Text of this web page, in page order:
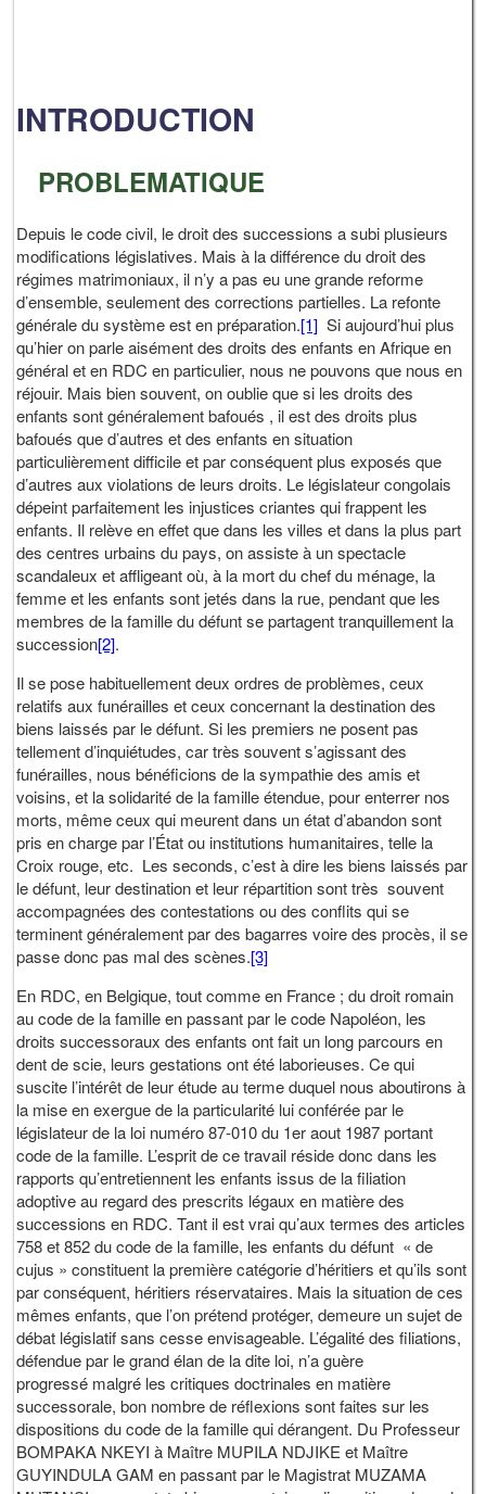
INTRODUCTION
PROBLEMATIQUE
Depuis le code civil, le droit des successions a subi plusieurs
modifications législatives. Mais à la différence du droit des
régimes matrimoniaux, il n’y a pas eu une grande reforme
d’ensemble, seulement des corrections partielles. La refonte
générale du système est en préparation.[1] Si aujourd’hui plus
qu’hier on parle aisément des droits des enfants en Afrique en
général et en RDC en particulier, nous ne pouvons que nous en
réjouir. Mais bien souvent, on oublie que si les droits des
enfants sont généralement bafoués , il est des droits plus
bafoués que d’autres et des enfants en situation
particulièrement difficile et par conséquent plus exposés que
d’autres aux violations de leurs droits. Le législateur congolais
dépeint parfaitement les injustices criantes qui frappent les
enfants. Il relève en effet que dans les villes et dans la plus part
des centres urbains du pays, on assiste à un spectacle
scandaleux et affligeant où, à la mort du chef du ménage, la
femme et les enfants sont jetés dans la rue, pendant que les
membres de la famille du défunt se partagent tranquillement la
succession[2].
Il se pose habituellement deux ordres de problèmes, ceux
relatifs aux funérailles et ceux concernant la destination des
biens laissés par le défunt. Si les premiers ne posent pas
tellement d’inquiétudes, car très souvent s’agissant des
funérailles, nous bénéficions de la sympathie des amis et
voisins, et la solidarité de la famille étendue, pour enterrer nos
morts, même ceux qui meurent dans un état d’abandon sont
pris en charge par l’État ou institutions humanitaires, telle la
Croix rouge, etc. Les seconds, c’est à dire les biens laissés par
le défunt, leur destination et leur répartition sont très souvent
accompagnées des contestations ou des conflits qui se
terminent généralement par des bagarres voire des procès, il se
passe donc pas mal des scènes.[3]
En RDC, en Belgique, tout comme en France ; du droit romain
au code de la famille en passant par le code Napoléon, les
droits successoraux des enfants ont fait un long parcours en
dent de scie, leurs gestations ont été laborieuses. Ce qui
suscite l’intérêt de leur étude au terme duquel nous aboutirons à
la mise en exergue de la particularité lui conférée par le
législateur de la loi numéro 87-010 du 1er aout 1987 portant
code de la famille. L’esprit de ce travail réside donc dans les
rapports qu’entretiennent les enfants issus de la filiation
adoptive au regard des prescrits légaux en matière des
successions en RDC. Tant il est vrai qu’aux termes des articles
758 et 852 du code de la famille, les enfants du défunt « de
cujus » constituent la première catégorie d’héritiers et qu’ils sont
par conséquent, héritiers réservataires. Mais la situation de ces
mêmes enfants, que l’on prétend protéger, demeure un sujet de
débat législatif sans cesse envisageable. L’égalité des filiations,
défendue par le grand élan de la dite loi, n’a guère
progressé malgré les critiques doctrinales en matière
successorale, bon nombre de réflexions sont faites sur les
dispositions du code de la famille qui dérangent. Du Professeur
BOMPAKA NKEYI à Maître MUPILA NDJIKE et Maître
GUYINDULA GAM en passant par le Magistrat MUZAMA